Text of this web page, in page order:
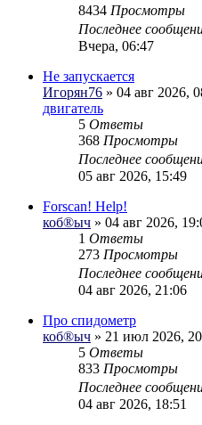
8434 Просмотры
Последнее
Вчера, 06:47
Не запускается
Игорян76 » 04 авг 2026,
двигатель
5 Ответы
368 Просмотры
Последнее
05 авг 2026, 15:49
Forscan! Help!
коб®ыч » 04 авг 2026,
1 Ответы
273 Просмотры
Последнее
04 авг 2026, 21:06
Про спидометр
коб®ыч » 21 июл 2026,
5 Ответы
833 Просмотры
Последнее
04 авг 2026, 18:51